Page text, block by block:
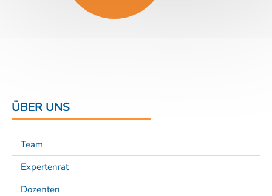
ÜBER UNS
Team
Expertenrat
Dozenten